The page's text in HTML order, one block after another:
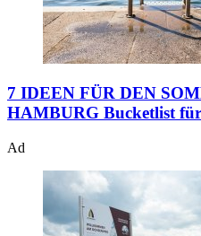
7 IDEEN FÜR DEN
HAMBURG Bucketlist
Ad